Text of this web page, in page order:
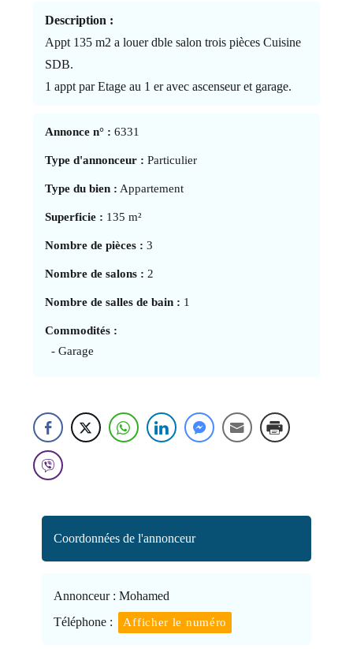
Description :
Appt 135 m2 a louer dble salon trois pièces Cuisine
SDB.
1 appt par Etage au 1 er avec ascenseur et garage.
Annonce n° :6331
Type d'annonceur : Particulier
Type du bien : Appartement
Superficie : 135 m²
Nombre de pièces : 3
Nombre de salons : 2
Nombre de salles de bain : 1
Commodités :
- Garage
Coordonnées de l'annonceur
Annonceur : Mohamed
Téléphone :
Afficher le numéro